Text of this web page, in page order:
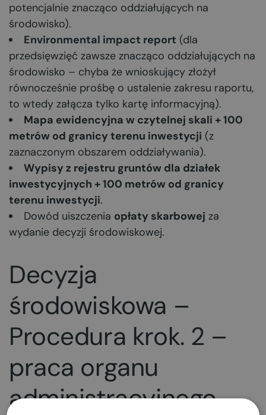
potencjalnie znacząco oddziałujących na
środowisko).
Environmental impact report (dla
przedsięwzięć zawsze znacząco oddziałujących na
środowisko – chyba że wnioskujący złożył
równocześnie prośbę o ustalenie zakresu raportu,
to wtedy załącza tylko kartę informacyjną).
Mapa ewidencyjna w czytelnej skali + 100
metrów od granicy terenu inwestycji (z
zaznaczonym obszarem oddziaływania).
Wypisy z rejestru gruntów dla działek
inwestycyjnych + 100 metrów od granicy
terenu inwestycji.
Dowód uiszczenia opłaty skarbowej za
wydanie decyzji środowiskowej.
Decyzja
środowiskowa –
Procedura krok. 2 –
praca organu
administracyjnego